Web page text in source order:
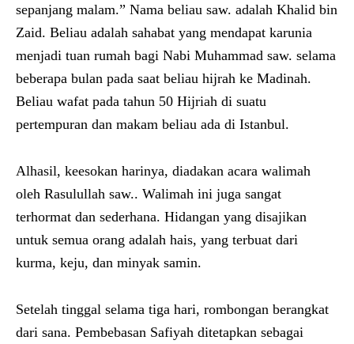
sepanjang malam.” Nama beliau saw. adalah Khalid bin
Zaid. Beliau adalah sahabat yang mendapat karunia
menjadi tuan rumah bagi Nabi Muhammad saw. selama
beberapa bulan pada saat beliau hijrah ke Madinah.
Beliau wafat pada tahun 50 Hijriah di suatu
pertempuran dan makam beliau ada di Istanbul.
Alhasil, keesokan harinya, diadakan acara walimah
oleh Rasulullah saw.. Walimah ini juga sangat
terhormat dan sederhana. Hidangan yang disajikan
untuk semua orang adalah hais, yang terbuat dari
kurma, keju, dan minyak samin.
Setelah tinggal selama tiga hari, rombongan berangkat
dari sana. Pembebasan Safiyah ditetapkan sebagai